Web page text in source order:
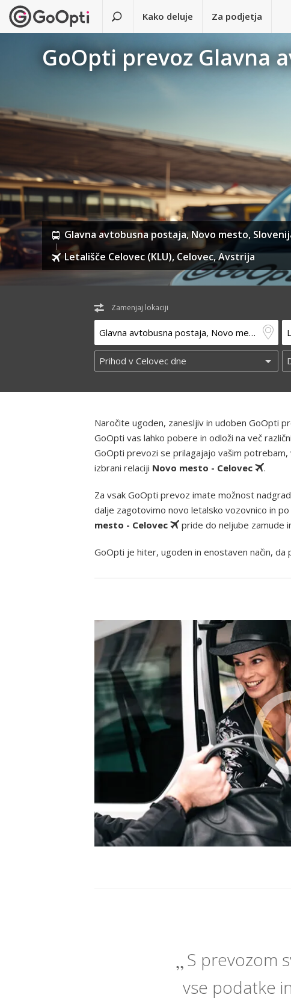
Kako deluje Za podjetja
GoOpti prevoz Glavna
Glavna avtobusna postaja, Novo mesto,
Letališče Celovec (KLU), Celovec, Avstrija
Zamenjaj lokaciji
Naročite ugoden, zanesljiv in udoben GoOpti
GoOpti vas lahko pobere in odloži na več
GoOpti prevozi se prilagajajo vašim potrebam,
izbrani relaciji Novo mesto - Celovec .
Za vsak GoOpti prevoz imate možnost
dalje zagotovimo novo letalsko vozovnico in
mesto - Celovec
pride do neljube zamude
GoOpti je hiter, ugoden in enostaven način,
S prevozom
vse podatke